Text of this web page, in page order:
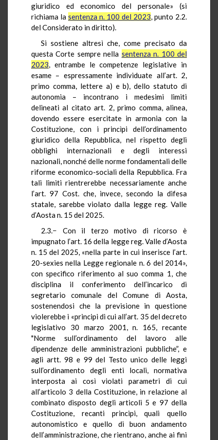
giuridico ed economico del personale» (si
richiama la sentenza n. 100 del 2023, punto 2.2.
del Considerato in diritto).
Si sostiene altresì che, come precisato da
questa Corte sempre nella sentenza n. 100 del
2023, entrambe le competenze legislative in
esame – espressamente individuate all’art. 2,
primo comma, lettere a) e b), dello statuto di
autonomia – incontrano i medesimi limiti
delineati al citato art. 2, primo comma, alinea,
dovendo essere esercitate in armonia con la
Costituzione, con i princìpi dell’ordinamento
giuridico della Repubblica, nel rispetto degli
obblighi internazionali e degli interessi
nazionali, nonché delle norme fondamentali delle
riforme economico-sociali della Repubblica. Fra
tali limiti rientrerebbe necessariamente anche
l’art. 97 Cost. che, invece, secondo la difesa
statale, sarebbe violato dalla legge reg. Valle
d’Aosta n. 15 del 2025.
2.3.− Con il terzo motivo di ricorso è
impugnato l’art. 16 della legge reg. Valle d’Aosta
n. 15 del 2025, «nella parte in cui inserisce l’art.
20-sexies nella Legge regionale n. 6 del 2014»,
con specifico riferimento al suo comma 1, che
disciplina il conferimento dell’incarico di
segretario comunale del Comune di Aosta,
sostenendosi che la previsione in questione
violerebbe i «principi di cui all’art. 35 del decreto
legislativo 30 marzo 2001, n. 165, recante
"Norme sull’ordinamento del lavoro alle
dipendenze delle amministrazioni pubbliche”, e
agli artt. 98 e 99 del Testo unico delle leggi
sull’ordinamento degli enti locali, normativa
interposta ai così violati parametri di cui
all’articolo 3 della Costituzione, in relazione al
combinato disposto degli articoli 5 e 97 della
Costituzione, recanti principi, quali quello
autonomistico e quello di buon andamento
dell’amministrazione, che rientrano, anche ai fini